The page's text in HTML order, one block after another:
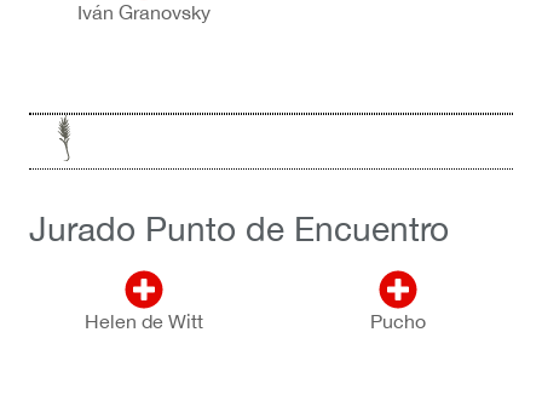
Iván Granovsky
Jurado Punto de Encuentro
Helen de Witt Pucho